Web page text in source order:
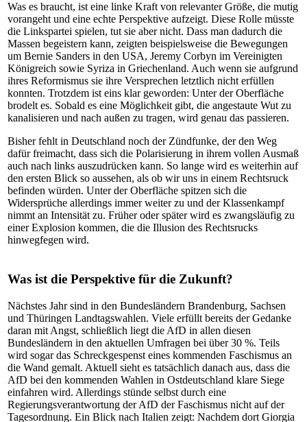
Was es braucht, ist eine linke Kraft von relevanter Größe, die mutig
vorangeht und eine echte Perspektive aufzeigt. Diese Rolle müsste
die Linkspartei spielen, tut sie aber nicht. Dass man dadurch die
Massen begeistern kann, zeigten beispielsweise die Bewegungen
um Bernie Sanders in den USA, Jeremy Corbyn im Vereinigten
Königreich sowie Syriza in Griechenland. Auch wenn sie aufgrund
ihres Reformismus sie ihre Versprechen letztlich nicht erfüllen
konnten. Trotzdem ist eins klar geworden: Unter der Oberfläche
brodelt es. Sobald es eine Möglichkeit gibt, die angestaute Wut zu
kanalisieren und nach außen zu tragen, wird genau das passieren.
Bisher fehlt in Deutschland noch der Zündfunke, der den Weg
dafür freimacht, dass sich die Polarisierung in ihrem vollen Ausmaß
auch nach links auszudrücken kann. So lange wird es weiterhin auf
den ersten Blick so aussehen, als ob wir uns in einem Rechtsruck
befinden würden. Unter der Oberfläche spitzen sich die
Widersprüche allerdings immer weiter zu und der Klassenkampf
nimmt an Intensität zu. Früher oder später wird es zwangsläufig zu
einer Explosion kommen, die die Illusion des Rechtsrucks
hinwegfegen wird.
Was ist die Perspektive für die Zukunft?
Nächstes Jahr sind in den Bundesländern Brandenburg, Sachsen
und Thüringen Landtagswahlen. Viele erfüllt bereits der Gedanke
daran mit Angst, schließlich liegt die AfD in allen diesen
Bundesländern in den aktuellen Umfragen bei über 30 %. Teils
wird sogar das Schreckgespenst eines kommenden Faschismus an
die Wand gemalt. Aktuell sieht es tatsächlich danach aus, dass die
AfD bei den kommenden Wahlen in Ostdeutschland klare Siege
einfahren wird. Allerdings stünde selbst durch eine
Regierungsverantwortung der AfD der Faschismus nicht auf der
Tagesordnung. Ein Blick nach Italien zeigt: Nachdem dort Giorgia